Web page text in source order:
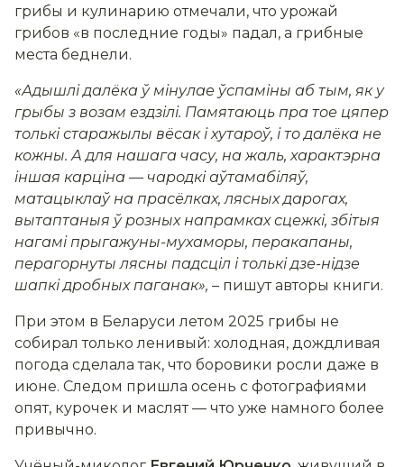
грибы и кулинарию отмечали, что урожай
грибов «в последние годы» падал, а грибные
места беднели.
«Адышлі далёка ў мінулае ўспаміны аб тым, як у
грыбы з возам ездзілі. Памятаюць пра тое цяпер
толькі старажылы вёсак і хутароў, і то далёка не
кожны. А для нашага часу, на жаль, характэрна
іншая карціна — чародкі аўтамабіляў,
матацыклаў на прасёлках, лясных дарогах,
вытаптаныя ў розных напрамках сцежкі, збітыя
нагамі прыгажуны-мухаморы, перакапаны,
перагорнуты лясны падсціл і толькі дзе-нідзе
шапкі дробных паганак», – пишут авторы книги.
При этом в Беларуси летом 2025 грибы не
собирал только ленивый: холодная, дождливая
погода сделала так, что боровики росли даже в
июне. Следом пришла осень с фотографиями
опят, курочек и маслят — что уже намного более
привычно.